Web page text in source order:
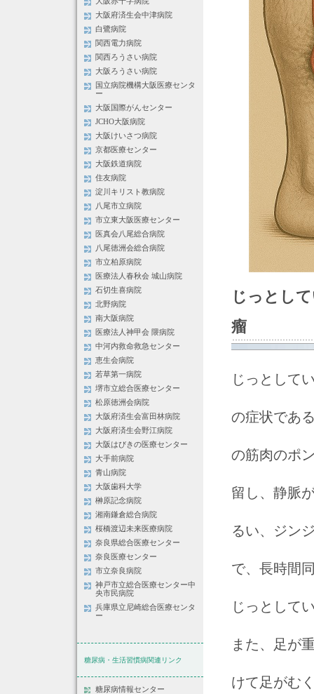
大阪府済生会中津病院
白鷺病院
関西電力病院
関西ろうさい病院
大阪ろうさい病院
国立病院機構大阪医療センタ
ー
大阪国際がんセンター
JCHO大阪病院
大阪けいさつ病院
京都医療センター
大阪鉄道病院
住友病院
淀川キリスト教病院
八尾市立病院
市立東大阪医療センター
医真会八尾総合病院
八尾徳洲会総合病院
市立柏原病院
医療法人春秋会 城山病院
石切生喜病院
北野病院
南大阪病院
医療法人神甲会 隈病院
中河内救命救急センター
恵生会病院
若草第一病院
堺市立総合医療センター
松原徳洲会病院
大阪府済生会富田林病院
大阪府済生会野江病院
大阪はびきの医療センター
大手前病院
青山病院
大阪歯科大学
榊原記念病院
湘南鎌倉総合病院
桜橋渡辺未来医療病院
奈良県総合医療センター
奈良医療センター
市立奈良病院
神戸市立総合医療センター中
央市民病院
兵庫県立尼崎総合医療センタ
ー
糖尿病・生活習慣病関連リンク
糖尿病情報センター
じっとし
瘤
じっとして
の症状であ
の筋肉のポ
留し、静脈
るい、ジン
で、長時間
じっとして
また、足が
けて足がむ